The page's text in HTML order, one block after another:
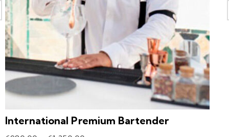
International Premium Bartender